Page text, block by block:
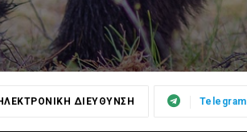
ΔΙΕΥΘΥΝΣΗ Telegram